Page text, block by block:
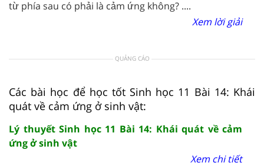
từ phía sau có phải là cảm ứng không? ....
Xem lời giải
QUẢNG CÁO
Các bài học để học tốt Sinh học 11 Bài 14: Khái
quát về cảm ứng ở sinh vật:
Lý thuyết Sinh học 11 Bài 14: Khái quát về cảm
ứng ở sinh vật
Xem chi tiết